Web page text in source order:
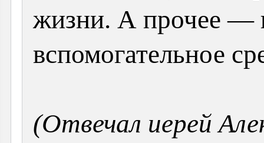
жизни. А прочее —
вспомогательное
(Отвечал иерей